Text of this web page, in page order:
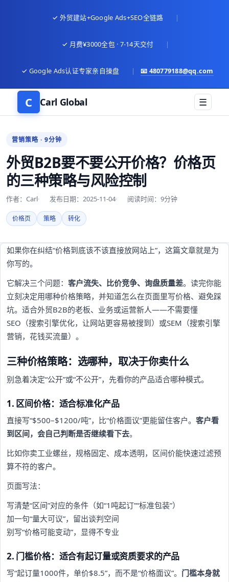
✓ 外贸建站+Google Ads+SEO全链路 |
✓ 月费¥3000全包 · 7-14天交付 |
✓ Google Ads认证专家亲自操盘 | 📧 480779188@qq.com
C Carl Global ☰
营销策略 · 9分钟
外贸B2B要不要公开价格？价格页
的三种策略与风险控制
作者：Carl 发布日期：2025-11-04 阅读时间：9分钟
价格页 策略 转化
如果你在纠结“价格到底该不该直接放网站上”，这篇文章就是为
你写的。
它解决三个问题： 客户流失、比价竞争、询盘质量差。读完你能
立刻决定用哪种价格策略，并知道怎么在页面里写价格、避免踩
坑。适合外贸B2B的老板、业务或运营新人——不需要懂
SEO（搜索引擎优化，让网站更容易被搜到）或SEM（搜索引擎
营销，花钱买流量）。
三种价格策略：选哪种，取决于你卖什么
别急着决定“公开”或“不公开”，先看你的产品适合哪种模式。
1. 区间价格：适合标准化产品
直接写“$500–$1200/吨”，比“价格面议”更能留住客户。 客户看
到区间，会自己判断是否继续看下去。
比如你卖工业螺丝，规格固定、成本透明，区间价能快速过滤预
算不符的客户。
页面写法：
写清楚“区间”对应的条件（如“1吨起订”“标准包装”）
加一句“量大可议”，留出谈判空间
别写“价格可能变动”，显得不专业
2. 门槛价格：适合有起订量或资质要求的产品
写“起订量1000件，单价$8.5”，而不是“价格面议”。 门槛本身就